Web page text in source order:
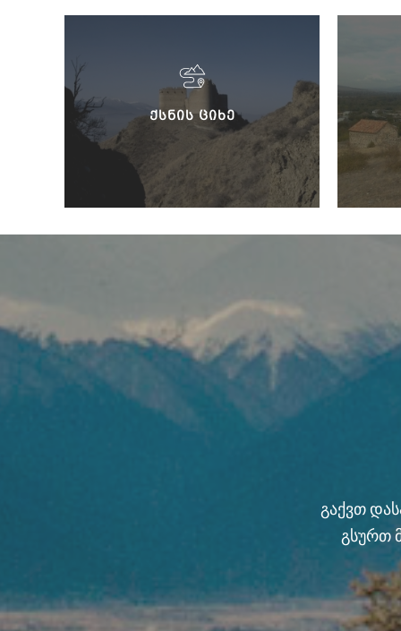
ᲥᲡᲜᲘᲡ ᲪᲘᲮᲔ
გაქვთ
გსურთ